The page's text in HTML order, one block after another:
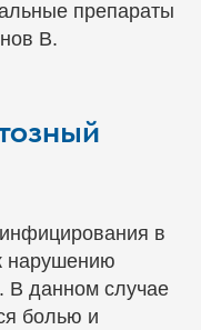
препараты
В.
в
нарушению
В данном случае
болью и